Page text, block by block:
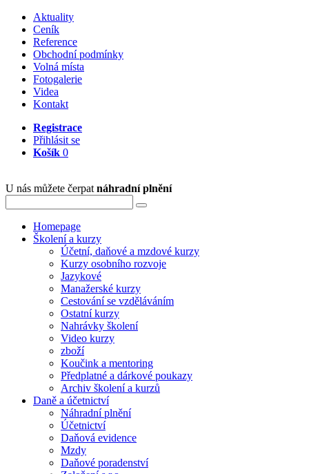
Aktuality
Ceník
Reference
Obchodní podmínky
Volná místa
Fotogalerie
Videa
Kontakt
Registrace
Přihlásit se
Košík 0
U nás můžete čerpat náhradní plnění
Homepage
Školení a kurzy
Účetní, daňové a mzdové kurzy
Kurzy osobního rozvoje
Jazykové
Manažerské kurzy
Cestování se vzděláváním
Ostatní kurzy
Nahrávky školení
Video kurzy
zboží
Koučink a mentoring
Předplatné a dárkové poukazy
Archiv školení a kurzů
Daně a účetnictví
Náhradní plnění
Účetnictví
Daňová evidence
Mzdy
Daňové poradenství